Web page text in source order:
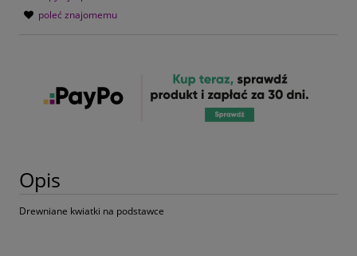
poleć znajomemu
Opis
Drewniane kwiatki na podstawce